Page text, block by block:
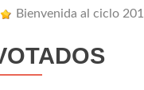
Bienvenida al ciclo